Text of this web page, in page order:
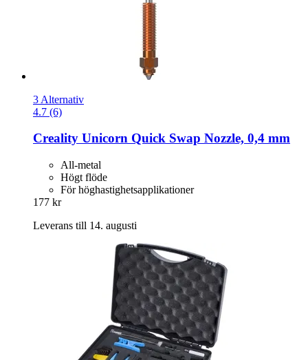
3 Alternativ
4.7 (6)
Creality Unicorn Quick Swap Nozzle, 0,4 mm
All-metal
Högt flöde
För höghastighetsapplikationer
177 kr
Leverans till 14. augusti